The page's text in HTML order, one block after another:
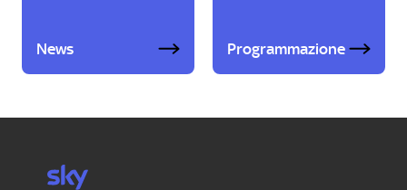
News Programmazione